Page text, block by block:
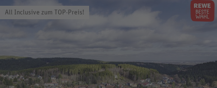
All Inclusive zum TOP-Preis!